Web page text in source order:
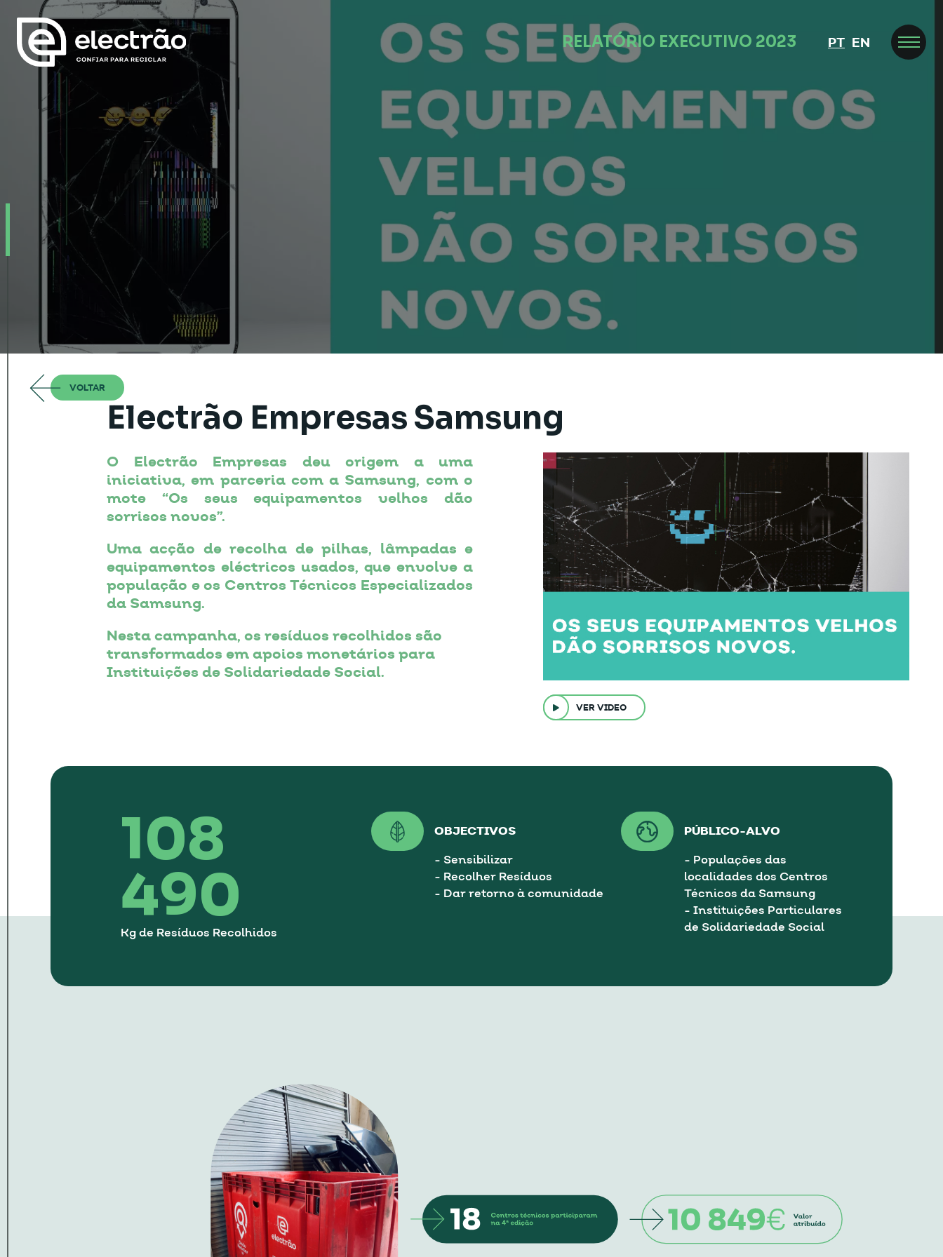
RELATÓRIO EXECUTIVO 2023 PT EN
VOLTAR
Electrão Empresas Samsung
O Electrão Empresas deu origem a uma
iniciativa, em parceria com a Samsung, com o
mote “Os seus equipamentos velhos dão
sorrisos novos”.
Uma acção de recolha de pilhas, lâmpadas e
equipamentos eléctricos usados, que envolve a
população e os Centros Técnicos Especializados
da Samsung.
Nesta campanha, os resíduos recolhidos são
transformados em apoios monetários para
Instituições de Solidariedade Social.
VER VIDEO
108
490
Kg de Resíduos Recolhidos
OBJECTIVOS
- Sensibilizar
- Recolher Resíduos
- Dar retorno à comunidade
PÚBLICO-ALVO
- Populações das
localidades dos Centros
Técnicos da Samsung
- Instituições Particulares
de Solidariedade Social